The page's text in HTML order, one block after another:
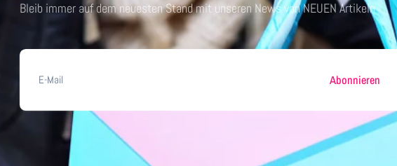
Bleib immer auf dem neuesten Stand mit unseren News von NEUEN Artikeln
E-
Abonnieren